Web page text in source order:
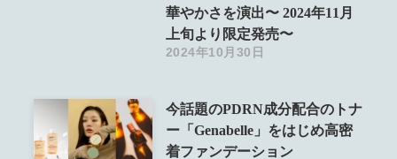
華やかさを演出〜 2024年11月
上旬より限定発売〜
2024年10月30日
今話題のPDRN成分配合のトナ
ー「Genabelle」をはじめ高密
着ファンデーション